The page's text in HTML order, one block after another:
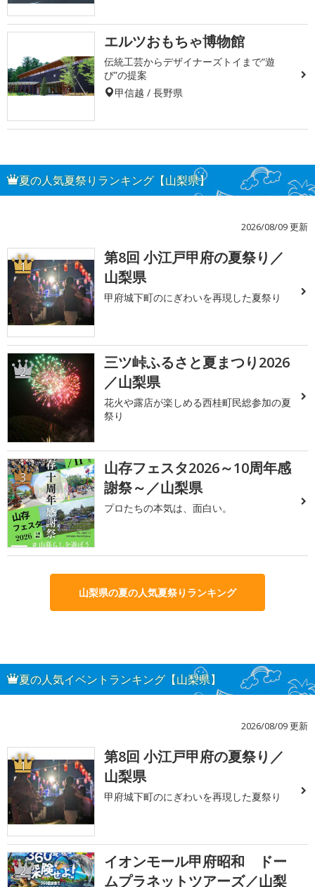
エルツおもちゃ博物館
伝統工芸からデザイナーズトイまで“遊
び”の提案
甲信越 / 長野県
夏の人気夏祭りランキング【山梨県】
2026/08/09 更新
1
第8回 小江戸甲府の夏祭り／
山梨県
甲府城下町のにぎわいを再現した夏祭り
2
三ツ峠ふるさと夏まつり2026
／山梨県
花火や露店が楽しめる西桂町民総参加の夏
祭り
3
山存フェスタ2026～10周年感
謝祭～／山梨県
プロたちの本気は、面白い。
山梨県の夏の人気夏祭りランキング
夏の人気イベントランキング【山梨県】
2026/08/09 更新
1
第8回 小江戸甲府の夏祭り／
山梨県
甲府城下町のにぎわいを再現した夏祭り
2
イオンモール甲府昭和 ドー
ムプラネットツアーズ／山梨